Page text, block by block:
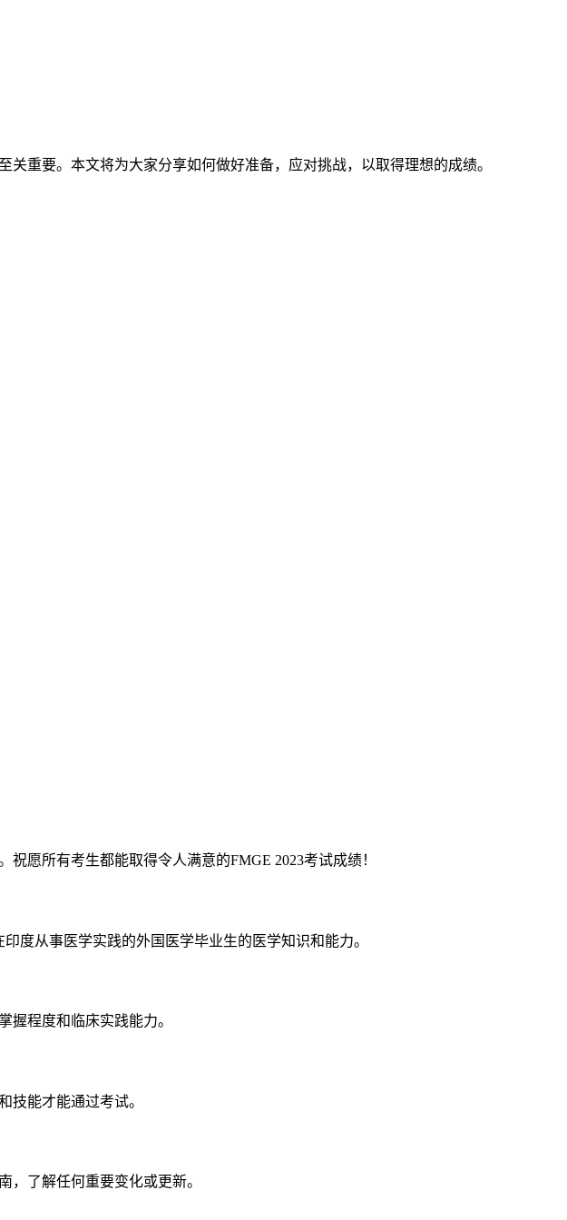
重要。本文将为大家分享如何做好准备，应对挑战，以取得理想的成绩。
愿所有考生都能取得令人满意的FMGE 2023考试成绩！
度从事医学实践的外国医学毕业生的医学知识和能力。
握程度和临床实践能力。
技能才能通过考试。
，了解任何重要变化或更新。